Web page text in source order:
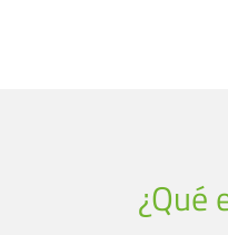
¿Qué